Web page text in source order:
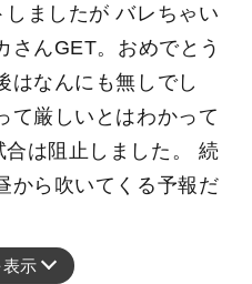
ましたが バレちゃい
さんGET。おめでとう
はなんにも無しでし
て厳しいとはわかって
は阻止しました。 続
から吹いてくる予報だ
示